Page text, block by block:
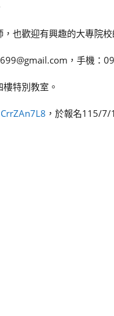
也歡迎有興趣的大專院校
，手機：
特別教室。
，於報名115/